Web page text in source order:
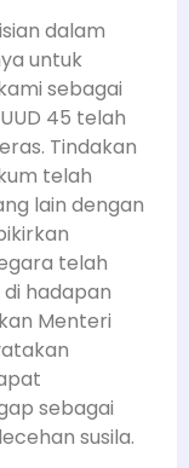
dalam
untuk
sebagai
45 telah
Tindakan
telah
lain dengan
telah
hadapan
Menteri
sebagai
susila.